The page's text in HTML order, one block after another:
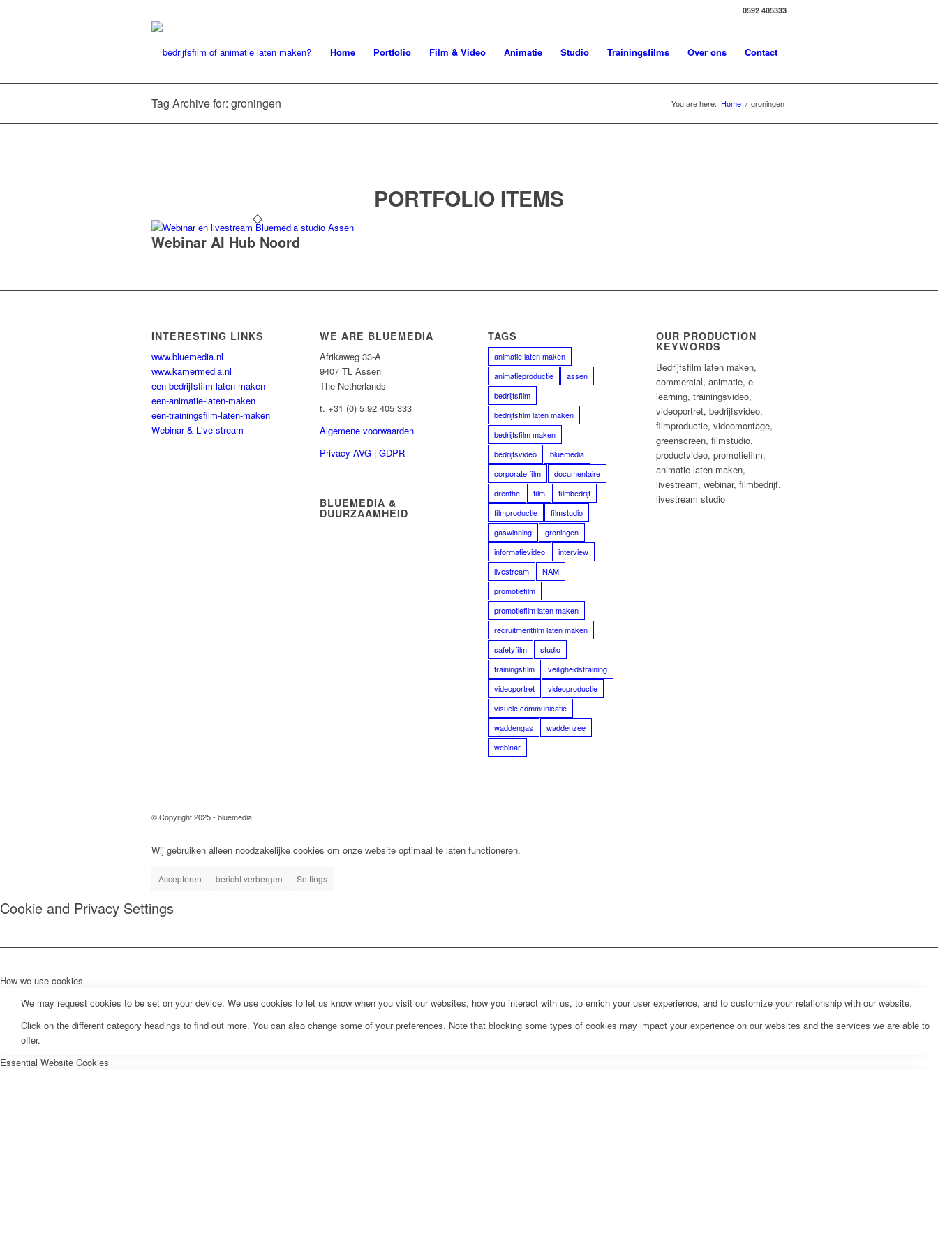
0592 405333
Home Portfolio Film & Video Animatie Studio Trainingsfilms Over ons Contact
Tag Archive for: groningen You are here: Home / groningen
PORTFOLIO ITEMS
Webinar AI Hub Noord
INTERESTING LINKS
www.bluemedia.nl
www.kamermedia.nl
een bedrijfsfilm laten maken
een-animatie-laten-maken
een-trainingsfilm-laten-maken
Webinar & Live stream
WE ARE BLUEMEDIA
Afrikaweg 33-A
9407 TL Assen
The Netherlands
t. +31 (0) 5 92 405 333
Algemene voorwaarden
Privacy AVG | GDPR
BLUEMEDIA &
DUURZAAMHEID
TAGS
animatie laten maken
animatieproductie
assen
bedrijfsfilm
bedrijfsfilm laten maken
bedrijfsfilm maken
bedrijfsvideo
bluemedia
corporate film
documentaire
drenthe
film
filmbedrijf
filmproductie
filmstudio
gaswinning
groningen
informatievideo
interview
livestream
NAM
promotiefilm
promotiefilm laten maken
recruitmentfilm laten maken
safetyfilm
studio
trainingsfilm
veiligheidstraining
videoportret
videoproductie
visuele communicatie
waddengas
waddenzee
webinar
OUR PRODUCTION
KEYWORDS
Bedrijfsfilm laten maken,
commercial, animatie, e-
learning, trainingsvideo,
videoportret, bedrijfsvideo,
filmproductie, videomontage,
greenscreen, filmstudio,
productvideo, promotiefilm,
animatie laten maken,
livestream, webinar, filmbedrijf,
livestream studio
© Copyright 2025 - bluemedia
Wij gebruiken alleen noodzakelijke cookies om onze website optimaal te laten functioneren.
Accepteren bericht verbergen Settings
Cookie and Privacy Settings
How we use cookies
We may request cookies to be set on your device. We use cookies to let us know when you visit our websites, how you interact with us, to enrich your user experience, and to customize your relationship with our website.
Click on the different category headings to find out more. You can also change some of your preferences. Note that blocking some types of cookies may impact your experience on our websites and the services we are able to
offer.
Essential Website Cookies